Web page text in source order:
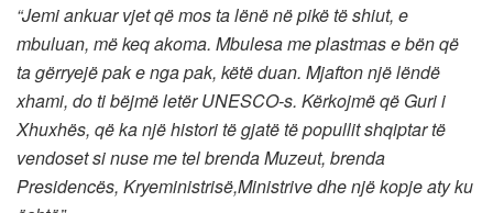
“Jemi ankuar vjet që mos ta lënë në pikë të shiut, e
mbuluan, më keq akoma. Mbulesa me plastmas e bën që
ta gërryejë pak e nga pak, këtë duan. Mjafton një lëndë
xhami, do ti bëjmë letër UNESCO-s. Kërkojmë që Guri i
Xhuxhës, që ka një histori të gjatë të popullit shqiptar të
vendoset si nuse me tel brenda Muzeut, brenda
Presidencës, Kryeministrisë,Ministrive dhe një kopje aty ku